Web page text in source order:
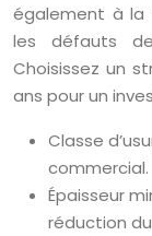
également à la
les défauts
Choisissez un
ans pour un
Classe
commercial.
Épaisseur
réduction